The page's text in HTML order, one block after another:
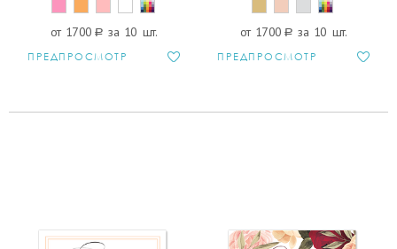
от 1700 a за 10 шт.
ПРЕДПРОСМОТР
от 1700 a за 10 шт.
ПРЕДПРОСМОТР